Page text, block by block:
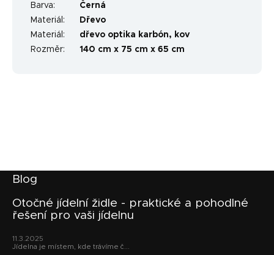
Barva:
Černá
Materiál :
Dřevo
Materiál :
dřevo optika karbón, kov
Rozměr: 140 cm x 75 cm x 65 cm
Blog
Otočné jídelní židle - praktické a pohodlné
řešení pro vaši jídelnu
11.3.2025
Jídelna je místem, kde trávíme č...